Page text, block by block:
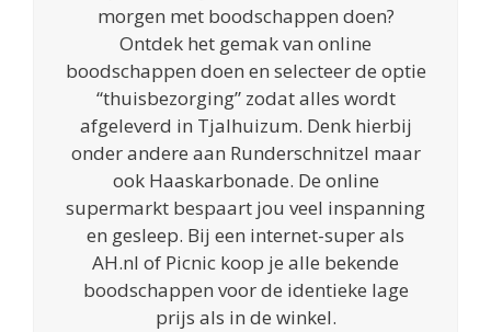
morgen met boodschappen doen?
Ontdek het gemak van online
boodschappen doen en selecteer de optie
“thuisbezorging” zodat alles wordt
afgeleverd in Tjalhuizum. Denk hierbij
onder andere aan Runderschnitzel maar
ook Haaskarbonade. De online
supermarkt bespaart jou veel inspanning
en gesleep. Bij een internet-super als
AH.nl of Picnic koop je alle bekende
boodschappen voor de identieke lage
prijs als in de winkel.